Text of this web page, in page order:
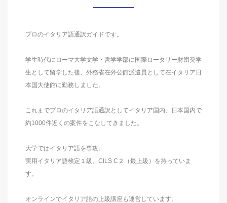
プロのイタリア語通訳ガイドです。
学生時代にローマ大学文学・哲学学部に国際ロータリー財団奨学
生として留学した後、外務省在外公館派遣員として在イタリア日
本国大使館に勤務しました。
これまでプロのイタリア語通訳としてイタリア国内、日本国内で
約1000件近くの案件をこなしてきました。
大学ではイタリア語を専攻。
実用イタリア語検定１級、CILS C２（最上級）を持っていま
す。
オンラインでイタリア語の上級講座も運営しています。